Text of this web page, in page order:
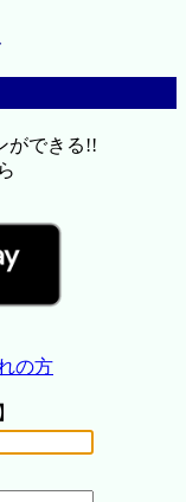
ができる!!
の方